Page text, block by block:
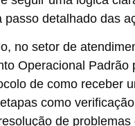
passo detalhado das
no setor de
Operacional Padrão
de como receber
como
de